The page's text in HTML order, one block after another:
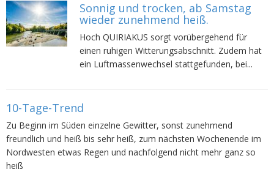
Sonnig und trocken, ab Samstag
wieder zunehmend heiß.
Hoch QUIRIAKUS sorgt vorübergehend für
einen ruhigen Witterungsabschnitt. Zudem hat
ein Luftmassenwechsel stattgefunden, bei...
10-Tage-Trend
Zu Beginn im Süden einzelne Gewitter, sonst zunehmend
freundlich und heiß bis sehr heiß, zum nächsten Wochenende im
Nordwesten etwas Regen und nachfolgend nicht mehr ganz so
heiß